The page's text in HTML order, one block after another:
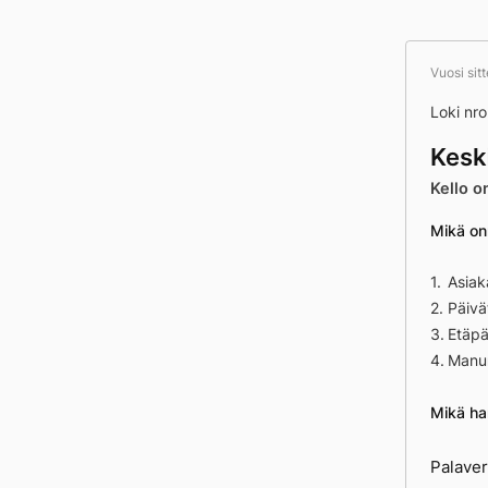
Vuosi
Loki
Kello
Mikä
Mikä